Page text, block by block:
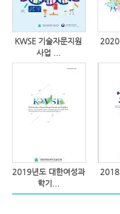
KWSE 기술자문지원
사업 ...
2020
2019년도 대한여성과
학기...
2018